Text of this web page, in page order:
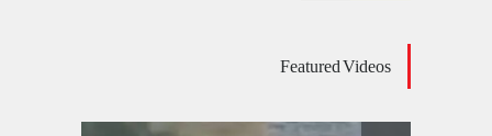
Featured Videos